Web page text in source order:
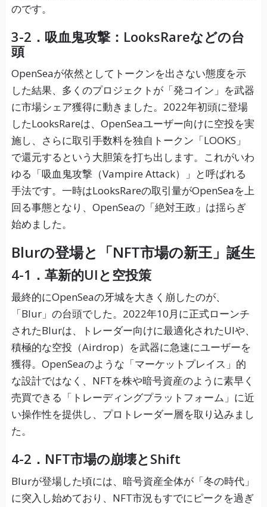
のです。
3-2．吸血鬼攻撃：LooksRareなどの台
頭
OpenSeaが依然としてトークンを出さない態度を示
した結果、多くのプロジェクトが「発コイン」を武器
に市場シェア獲得に動きました。2022年初頭に登場
したLooksRareは、OpenSeaユーザー向けに空投を実
施し、さらに取引手数料を独自トークン「LOOKS」
で還元するという大胆策を打ち出します。これがいわ
ゆる「吸血鬼攻撃（Vampire Attack）」と呼ばれる
手法です。一時はLooksRareの取引量がOpenSeaを上
回る事態となり、OpenSeaの「絶対王政」は揺らぎ
始めました。
Blurの登場と「NFT市場の新王」誕生
4-1．革新的UIと空投策
最終的にOpenSeaの牙城を大きく崩したのが、
「Blur」の台頭でした。2022年10月に正式ローンチ
されたBlurは、トレーダー向けに最適化されたUIや、
積極的な空投（Airdrop）を武器に急速にユーザーを
獲得。OpenSeaのような「マーケットプレイス」的
な設計ではなく、NFTを株や暗号資産のように素早く
売買できる「トレーディングプラットフォーム」に近
い操作性を提供し、プロトレーダー層を取り込みまし
た。
4-2．NFT市場の崩壊とShift
Blurが登場した頃には、暗号資産全体が「冬の時代」
に突入し始めており、NFT市況もすでにピークを過ぎ